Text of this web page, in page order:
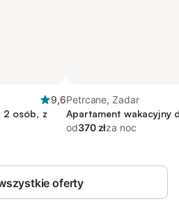
9,6
2 osób, z
Petrcane, Zadar
Apartament wakacyjny
od370 złza noc
oferty